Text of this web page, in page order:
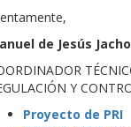
de Jesús
Y
Proyecto de PRI